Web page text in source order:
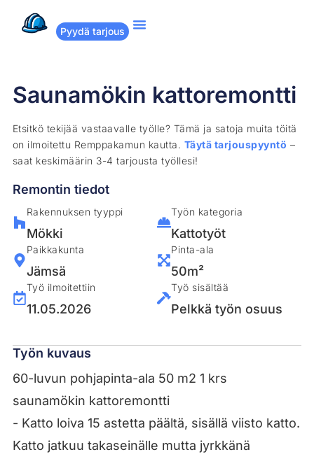
Pyydä tarjous
Saunamökin kattoremontti
Etsitkö tekijää vastaavalle työlle? Tämä ja satoja muita töitä
on ilmoitettu Remppakamun kautta. Täytä tarjouspyyntö –
saat keskimäärin 3-4 tarjousta työllesi!
Remontin tiedot
Rakennuksen tyyppi
Mökki
Paikkakunta
Jämsä
Työ ilmoitettiin
11.05.2026
Työn kategoria
Kattotyöt
Pinta-ala
50m²
Työ sisältää
Pelkkä työn osuus
Työn kuvaus
60-luvun pohjapinta-ala 50 m2 1 krs
saunamökin kattoremontti
- Katto loiva 15 astetta päältä, sisällä viisto katto.
Katto jatkuu takaseinälle mutta jyrkkänä